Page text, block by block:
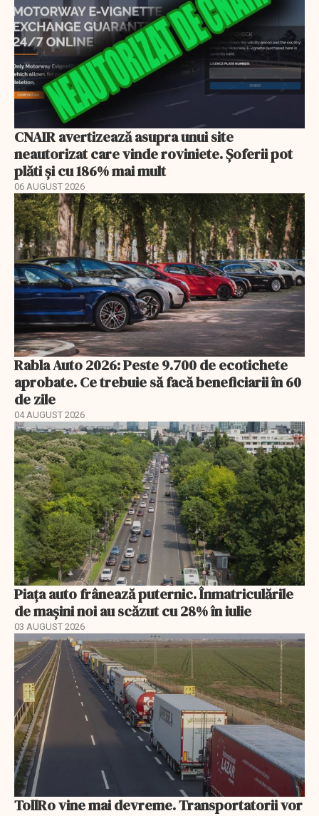
CNAIR avertizează asupra unui site
neautorizat care vinde roviniete. Șoferii pot
plăti și cu 186% mai mult
06 AUGUST 2026
Rabla Auto 2026: Peste 9.700 de ecotichete
aprobate. Ce trebuie să facă beneficiarii în 60
de zile
04 AUGUST 2026
Piața auto frânează puternic. Înmatriculările
de mașini noi au scăzut cu 28% în iulie
03 AUGUST 2026
TollRo vine mai devreme. Transportatorii vor